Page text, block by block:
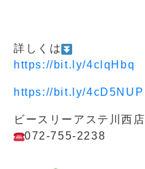
詳しくは
https://bit.ly/4clqHbq
https://bit.ly/4cD5NUP
ビースリーアステ川西店
072-755-2238